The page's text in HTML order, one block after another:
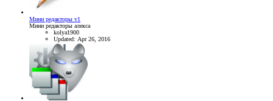
Мини редакторы v1
Мини редакторы алекса
kolya1900
Updated: Apr 26, 2016